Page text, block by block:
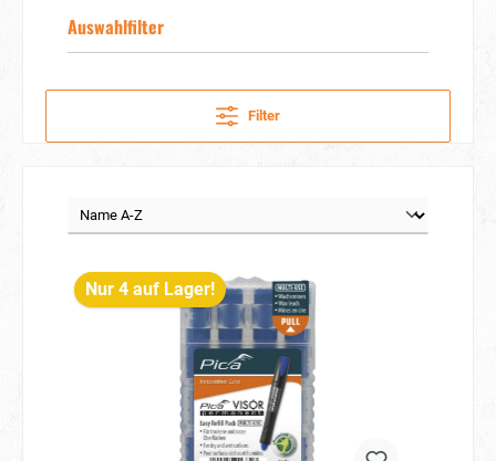
Auswahlfilter
Filter
Nur 4 auf Lager!